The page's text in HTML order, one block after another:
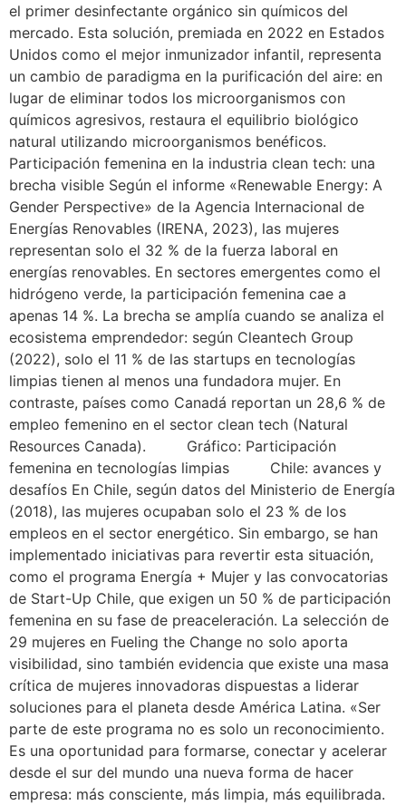
el primer desinfectante orgánico sin químicos del
mercado. Esta solución, premiada en 2022 en Estados
Unidos como el mejor inmunizador infantil, representa
un cambio de paradigma en la purificación del aire: en
lugar de eliminar todos los microorganismos con
químicos agresivos, restaura el equilibrio biológico
natural utilizando microorganismos benéficos.
Participación femenina en la industria clean tech: una
brecha visible Según el informe «Renewable Energy: A
Gender Perspective» de la Agencia Internacional de
Energías Renovables (IRENA, 2023), las mujeres
representan solo el 32 % de la fuerza laboral en
energías renovables. En sectores emergentes como el
hidrógeno verde, la participación femenina cae a
apenas 14 %. La brecha se amplía cuando se analiza el
ecosistema emprendedor: según Cleantech Group
(2022), solo el 11 % de las startups en tecnologías
limpias tienen al menos una fundadora mujer. En
contraste, países como Canadá reportan un 28,6 % de
empleo femenino en el sector clean tech (Natural
Resources Canada). Gráfico: Participación
femenina en tecnologías limpias Chile: avances y
desafíos En Chile, según datos del Ministerio de Energía
(2018), las mujeres ocupaban solo el 23 % de los
empleos en el sector energético. Sin embargo, se han
implementado iniciativas para revertir esta situación,
como el programa Energía + Mujer y las convocatorias
de Start-Up Chile, que exigen un 50 % de participación
femenina en su fase de preaceleración. La selección de
29 mujeres en Fueling the Change no solo aporta
visibilidad, sino también evidencia que existe una masa
crítica de mujeres innovadoras dispuestas a liderar
soluciones para el planeta desde América Latina. «Ser
parte de este programa no es solo un reconocimiento.
Es una oportunidad para formarse, conectar y acelerar
desde el sur del mundo una nueva forma de hacer
empresa: más consciente, más limpia, más equilibrada.